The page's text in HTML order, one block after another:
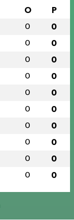
O P
0 0
0 0
0 0
0 0
0 0
0 0
0 0
0 0
0 0
0 0